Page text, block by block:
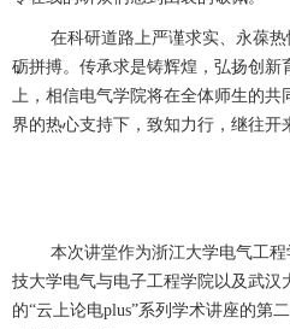
在科研道路上严谨求实、永葆
砺拼搏。传承求是铸辉煌，弘扬创新
上，相信电气学院将在全体师生的共
界的热心支持下，致知力行，继往开
本次讲堂作为浙江大学电气工
技大学电气与电子工程学院以及武汉
的“云上论电plus”系列学术讲座的第